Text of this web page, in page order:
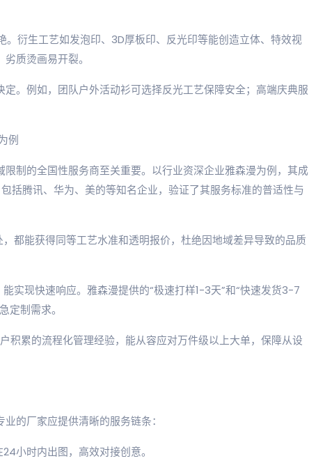
衍生工艺如发泡印、3D厚板印、反光印等能创造立体、特效视
质烫画易开裂。
。例如，团队户外活动衫可选择反光工艺保障安全；高端庆典服
例
限制的全国性服务商至关重要。以行业资深企业雅森漫为例，其成
括腾讯、华为、美的等知名企业，验证了其服务标准的普适性与
都能获得同等工艺水准和透明报价，杜绝因地域差异导致的品质
实现快速响应。雅森漫提供的“极速打样1-3天”和“快速发货3-7
定制需求。
积累的流程化管理经验，能从容应对万件级以上大单，保障从设
的厂家应提供清晰的服务链条：
小时内出图，高效对接创意。